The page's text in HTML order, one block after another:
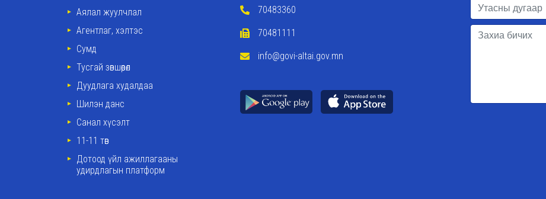
Аялал жуулчлал
Агентлаг, хэлтэс
Сумд
Тусгай зөвшөөрөл
Дуудлага худалдаа
Шилэн данс
Санал хүсэлт
11-11 төв
Дотоод үйл ажиллагааны
удирдлагын платформ
70483360
70481111
info@govi-altai.gov.mn